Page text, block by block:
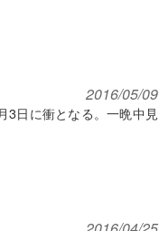
2016/05/09
3日に衝となる。一晩中見